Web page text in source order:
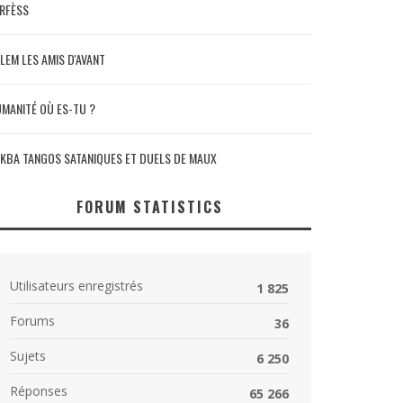
LES AMIS D'AVANT
OÙ ES-TU ?
TANGOS SATANIQUES ET DUELS DE MAUX
FORUM STATISTICS
Utilisateurs enregistrés
1 825
Forums
36
Sujets
6 250
Réponses
65 266